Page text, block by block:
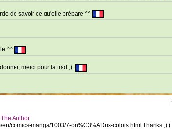
de savoir ce qu'elle prépare ^^
^^
merci pour la trad ;).
Author
comics-manga/1003/7-on%C3%ADris-colors.html Thanks ;)